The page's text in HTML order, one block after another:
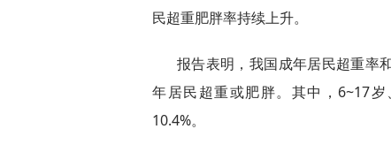
民超重肥胖率持续上升。
报告表明，我国成年居民超重率
年居民超重或肥胖。其中，6~17
10.4%。